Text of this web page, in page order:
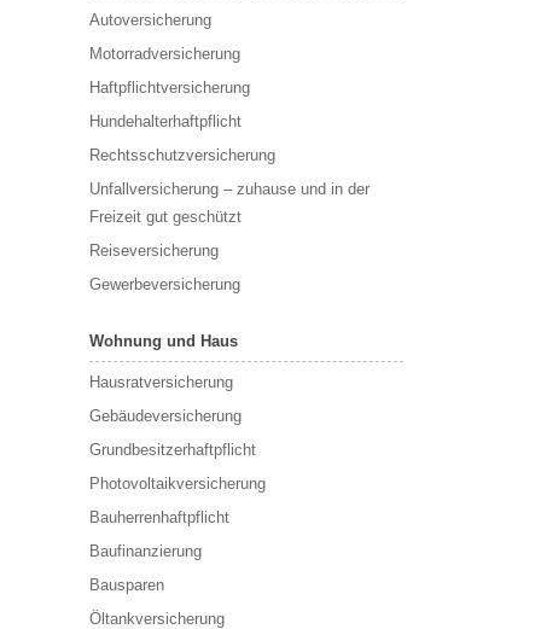
Autoversicherung
Motorradversicherung
Haftpflichtversicherung
Hundehalterhaftpflicht
Rechtsschutzversicherung
Unfallversicherung – zuhause und in der
Freizeit gut geschützt
Reiseversicherung
Gewerbeversicherung
Wohnung und Haus
Hausratversicherung
Gebäudeversicherung
Grundbesitzerhaftpflicht
Photovoltaikversicherung
Bauherrenhaftpflicht
Baufinanzierung
Bausparen
Öltankversicherung